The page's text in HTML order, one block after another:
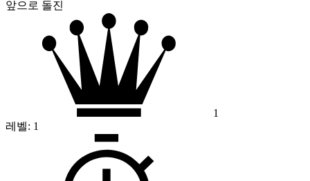
앞으로 돌진
1
레벨: 1